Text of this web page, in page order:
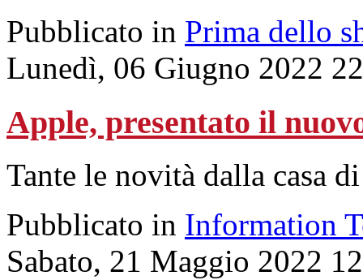
Pubblicato in Prima dello
Lunedì, 06 Giugno 2022
Apple, presentato il
Tante le novità dalla casa
Pubblicato in Information
Sabato, 21 Maggio 2022